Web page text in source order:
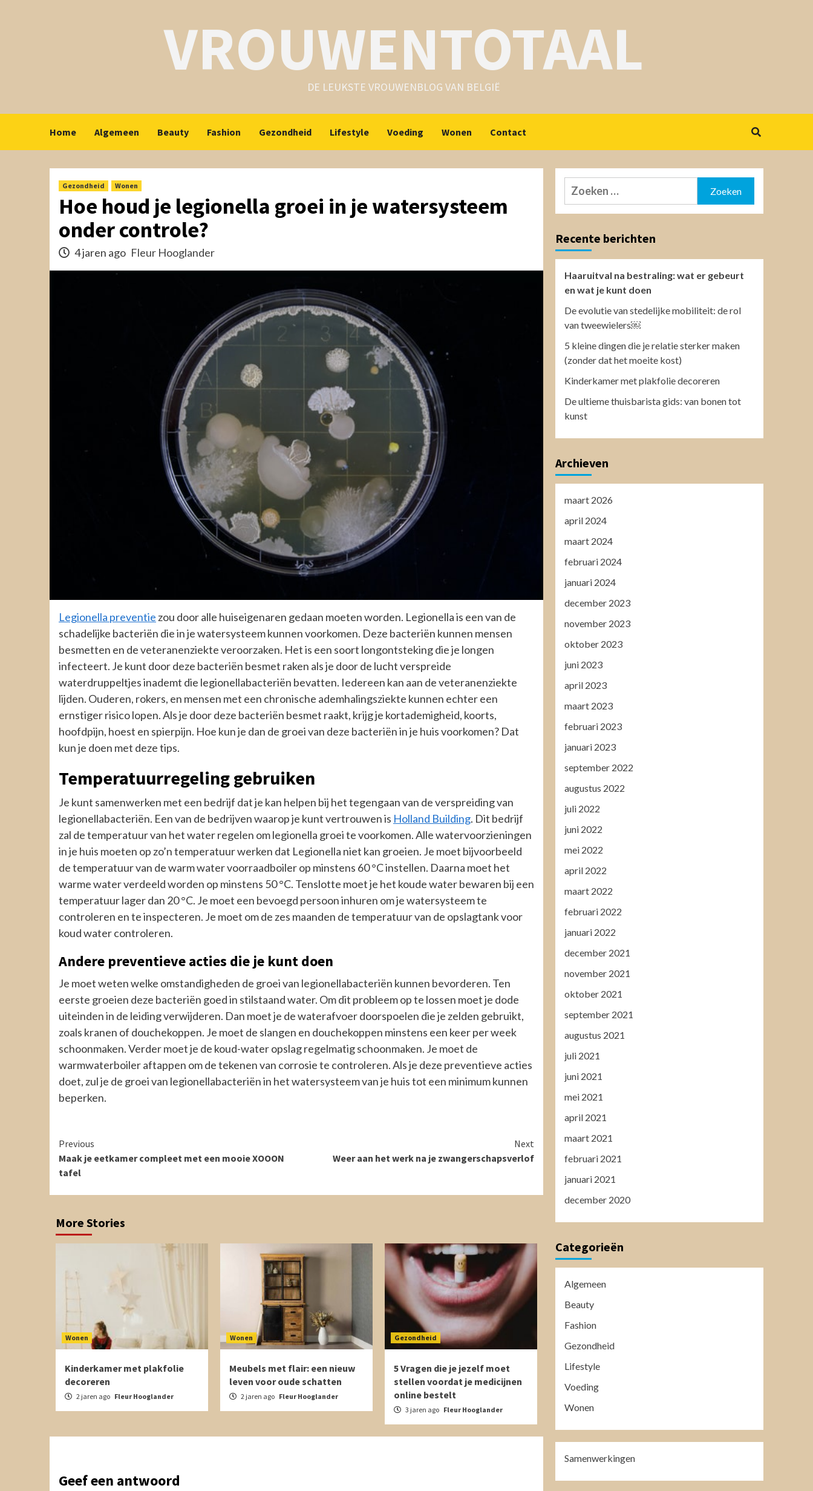
VROUWENTOTAAL
DE LEUKSTE VROUWENBLOG VAN BELGIË
Home Algemeen Beauty Fashion Gezondheid Lifestyle Voeding Wonen Contact
Gezondheid Wonen
Hoe houd je legionella groei in je watersysteem
onder controle?
4 jaren ago Fleur Hooglander
Legionella preventiezou door alle huiseigenaren gedaan moeten worden. Legionella is een van de
schadelijke bacteriën die in je watersysteem kunnen voorkomen. Deze bacteriën kunnen mensen
besmetten en de veteranenziekte veroorzaken. Het is een soort longontsteking die je longen
infecteert. Je kunt door deze bacteriën besmet raken als je door de lucht verspreide
waterdruppeltjes inademt die legionellabacteriën bevatten. Iedereen kan aan de veteranenziekte
lijden. Ouderen, rokers, en mensen met een chronische ademhalingsziekte kunnen echter een
ernstiger risico lopen. Als je door deze bacteriën besmet raakt, krijg je kortademigheid, koorts,
hoofdpijn, hoest en spierpijn. Hoe kun je dan de groei van deze bacteriën in je huis voorkomen? Dat
kun je doen met deze tips.
Temperatuurregeling gebruiken
Je kunt samenwerken met een bedrijf dat je kan helpen bij het tegengaan van de verspreiding van
legionellabacteriën. Een van de bedrijven waarop je kunt vertrouwen is Holland Building. Dit bedrijf
zal de temperatuur van het water regelen om legionella groei te voorkomen. Alle watervoorzieningen
in je huis moeten op zo’n temperatuur werken dat Legionella niet kan groeien. Je moet bijvoorbeeld
de temperatuur van de warm water voorraadboiler op minstens 60 °C instellen. Daarna moet het
warme water verdeeld worden op minstens 50 °C. Tenslotte moet je het koude water bewaren bij een
temperatuur lager dan 20 °C. Je moet een bevoegd persoon inhuren om je watersysteem te
controleren en te inspecteren. Je moet om de zes maanden de temperatuur van de opslagtank voor
koud water controleren.
Andere preventieve acties die je kunt doen
Je moet weten welke omstandigheden de groei van legionellabacteriën kunnen bevorderen. Ten
eerste groeien deze bacteriën goed in stilstaand water. Om dit probleem op te lossen moet je dode
uiteinden in de leiding verwijderen. Dan moet je de waterafvoer doorspoelen die je zelden gebruikt,
zoals kranen of douchekoppen. Je moet de slangen en douchekoppen minstens een keer per week
schoonmaken. Verder moet je de koud-water opslag regelmatig schoonmaken. Je moet de
warmwaterboiler aftappen om de tekenen van corrosie te controleren. Als je deze preventieve acties
doet, zul je de groei van legionellabacteriën in het watersysteem van je huis tot een minimum kunnen
beperken.
Continue
Reading
Previous
Maak je eetkamer compleet met een mooie XOOON
tafel
Next
Weer aan het werk na je zwangerschapsverlof
More Stories
Wonen
Kinderkamer met plakfolie
decoreren
2 jaren ago Fleur Hooglander
Wonen
Meubels met flair: een nieuw
leven voor oude schatten
2 jaren ago Fleur Hooglander
Gezondheid
5 Vragen die je jezelf moet
stellen voordat je medicijnen
online bestelt
3 jaren ago Fleur Hooglander
Geef een antwoord
Zoeken
naar:
Recente berichten
Haaruitval na bestraling: wat er gebeurt
en wat je kunt doen
De evolutie van stedelijke mobiliteit: de rol
van tweewielers￼
5 kleine dingen die je relatie sterker maken
(zonder dat het moeite kost)
Kinderkamer met plakfolie decoreren
De ultieme thuisbarista gids: van bonen tot
kunst
Archieven
maart 2026
april 2024
maart 2024
februari 2024
januari 2024
december 2023
november 2023
oktober 2023
juni 2023
april 2023
maart 2023
februari 2023
januari 2023
september 2022
augustus 2022
juli 2022
juni 2022
mei 2022
april 2022
maart 2022
februari 2022
januari 2022
december 2021
november 2021
oktober 2021
september 2021
augustus 2021
juli 2021
juni 2021
mei 2021
april 2021
maart 2021
februari 2021
januari 2021
december 2020
Categorieën
Algemeen
Beauty
Fashion
Gezondheid
Lifestyle
Voeding
Wonen
Samenwerkingen